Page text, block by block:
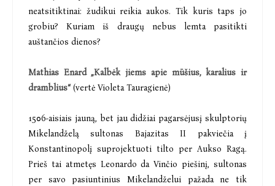
neatsitiktinai: žudikui reikia aukos. Tik kuris taps jo
grobiu? Kuriam iš draugų nebus lemta pasitikti
auštančios dienos?
Mathias Enard „Kalbėk jiems apie mūšius, karalius ir
dramblius“ (vertė Violeta Tauragienė)
1506-aisiais jauną, bet jau didžiai pagarsėjusį skulptorių
Mikelandželą sultonas Bajazitas II pakviečia į
Konstantinopolį suprojektuoti tilto per Aukso Ragą.
Prieš tai atmetęs Leonardo da Vinčio piešinį, sultonas
per savo pasiuntinius Mikelandželui pažada ne tik